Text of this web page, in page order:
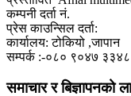
कम्पनी दर्ता नं.
प्रेस काउन्सिल दर्ता:
कार्यालय: टोकियो ,जापान
सम्पर्क :-०८० ९०४७ ३३४८
समाचार र बिज्ञापनको